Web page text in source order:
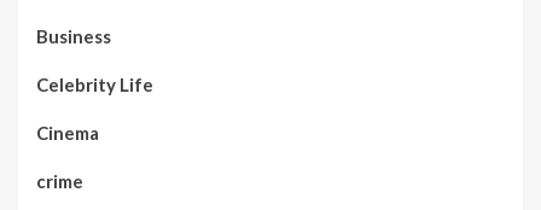
Business
Celebrity Life
Cinema
crime